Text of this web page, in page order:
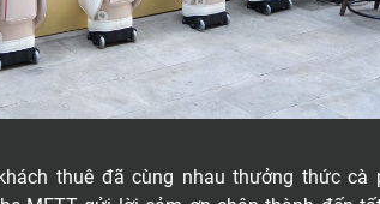
thuê đã cùng nhau thưởng thức cà